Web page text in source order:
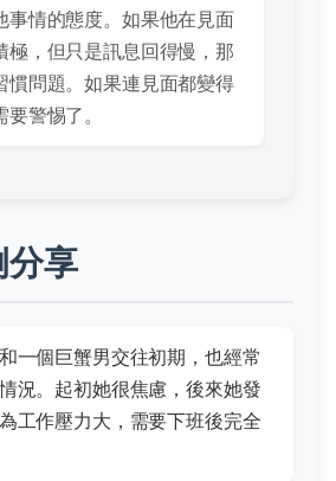
事情的態度。如果他在見面
極，但只是訊息回得慢，那
慣問題。如果連見面都變得
警惕了。
分享
一個巨蟹男交往初期，也經常
況。起初她很焦慮，後來她發
工作壓力大，需要下班後完全